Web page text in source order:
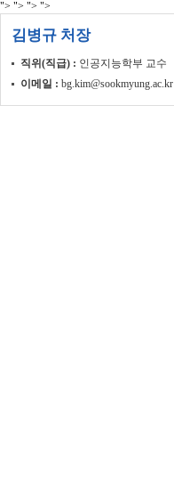
"> "> "> ">
김병규 처장
직위(직급) 인공지능학부 교수
이메일
bg.kim@sookmyung.ac.kr